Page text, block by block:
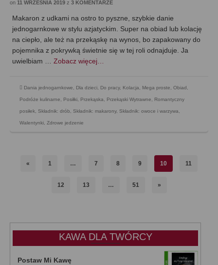
on 11 WRZEŚNIA 2019 z 3 KOMENTARZE
Makaron z udkami na ostro to pyszne, szybkie danie
jednogarnkowe w stylu azjatyckim. Super na obiad lub kolację
na ciepło, ale też na przekąskę na wynos, bo zapakowany do
pojemnika z pokrywką świetnie się w tej roli odnajduje. Ja
uwielbiam … Zobacz więcej…
Dania jednogarnkowe Dla dzieci Do pracy, Kolacja Mega proste Obiad
Podróże kulinarne Posiłki Przekąska Przekąski Wytrawne Romantyczny
posiłek Składnik: drób Składnik: makarony, Składnik: owoce i warzywa
Walentynki Zdrowe jedzenie
« 1 … 7 8 9 10 11
12 13 … 51 »
KAWA DLA TWÓRCY
Postaw Mi Kawę